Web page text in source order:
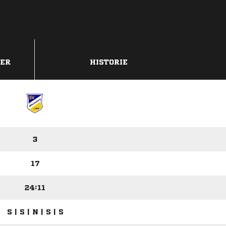
HISTORIE
3
17
24:11
S | S | N | S | S